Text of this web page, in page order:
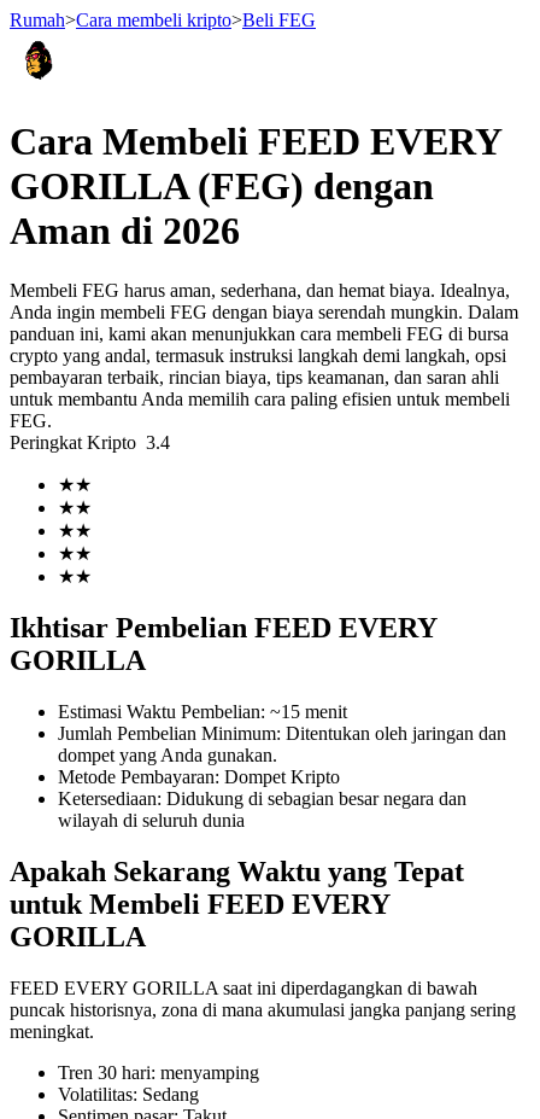
USDT Berjangka
Kontrak berjangka menggunakan USDT sebagai jaminannya
COIN-M Berjangka
TradFi
Derivatif saham, forex, logam mulia, dan komoditas
USDC Berjangka
Kontrak berjangka menggunakan USDC sebagai jaminannya
Rumah>Cara membeli kripto>Beli FEG
Cara Membeli FEED EVERY
GORILLA (FEG) dengan
Aman di 2026
Membeli FEG harus aman, sederhana, dan hemat biaya. Idealnya,
Anda ingin membeli FEG dengan biaya serendah mungkin. Dalam
panduan ini, kami akan menunjukkan cara membeli FEG di bursa
crypto yang andal, termasuk instruksi langkah demi langkah, opsi
pembayaran terbaik, rincian biaya, tips keamanan, dan saran ahli
untuk membantu Anda memilih cara paling efisien untuk membeli
FEG.
Peringkat Kripto 3.4
★★
★★
★★
★★
★★
Ikhtisar Pembelian FEED EVERY
GORILLA
Estimasi Waktu Pembelian: ~15 menit
Jumlah Pembelian Minimum: Ditentukan oleh jaringan dan
dompet yang Anda gunakan.
Metode Pembayaran: Dompet Kripto
Ketersediaan: Didukung di sebagian besar negara dan
wilayah di seluruh dunia
Apakah Sekarang Waktu yang Tepat
untuk Membeli FEED EVERY
GORILLA
FEED EVERY GORILLA saat ini diperdagangkan di bawah
puncak historisnya, zona di mana akumulasi jangka panjang sering
meningkat.
Tren 30 hari: menyamping
Volatilitas: Sedang